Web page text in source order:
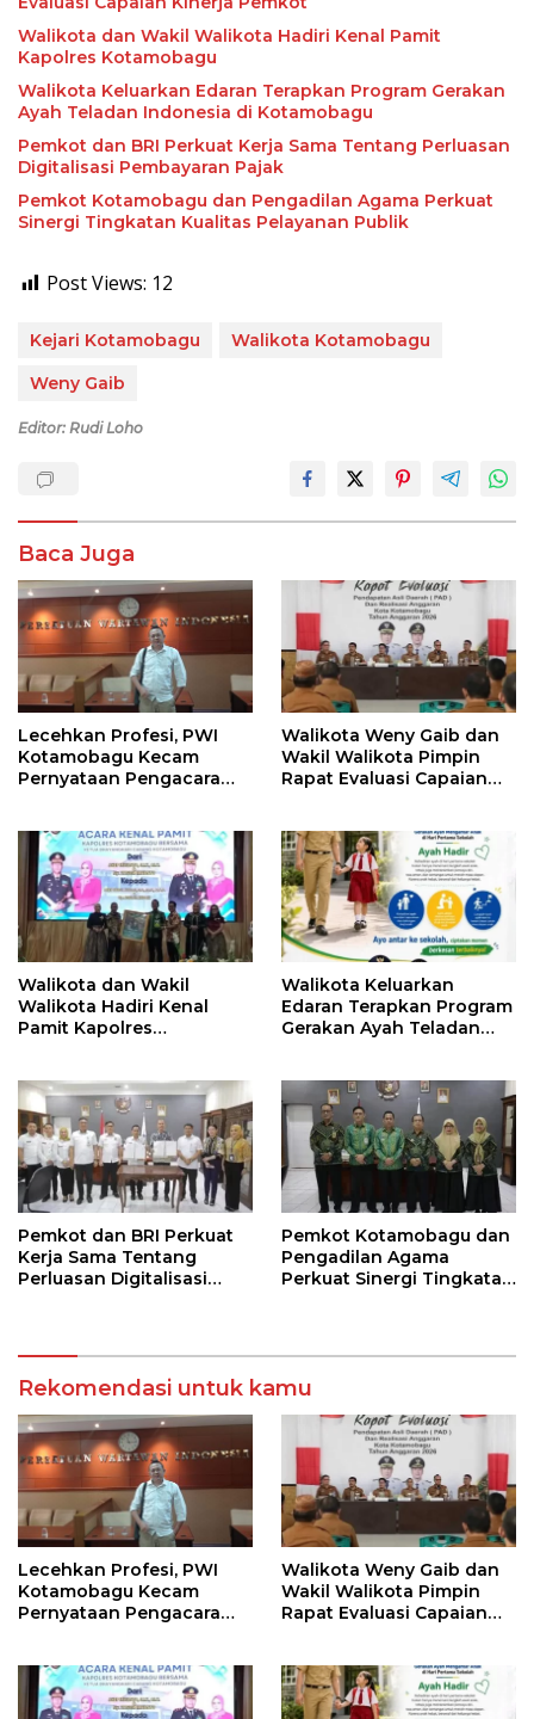
Walikota dan Wakil Walikota Hadiri Kenal Pamit
Kapolres Kotamobagu
Walikota Keluarkan Edaran Terapkan Program Gerakan
Ayah Teladan Indonesia di Kotamobagu
Pemkot dan BRI Perkuat Kerja Sama Tentang Perluasan
Digitalisasi Pembayaran Pajak
Pemkot Kotamobagu dan Pengadilan Agama Perkuat
Sinergi Tingkatan Kualitas Pelayanan Publik
Post Views: 12
Kejari Kotamobagu
Walikota Kotamobagu
Weny Gaib
Editor: Rudi Loho
Baca Juga
Lecehkan Profesi, PWI
Kotamobagu Kecam
Pernyataan Pengacara
Walikota Weny Gaib dan
Wakil Walikota Pimpin
Rapat Evaluasi Capaian
Walikota dan Wakil
Walikota Hadiri Kenal
Pamit Kapolres
Walikota Keluarkan
Edaran Terapkan Program
Gerakan Ayah Teladan
Pemkot dan BRI Perkuat
Kerja Sama Tentang
Perluasan Digitalisasi
Pemkot Kotamobagu dan
Pengadilan Agama
Perkuat Sinergi Tingkatan
Rekomendasi untuk kamu
Lecehkan Profesi, PWI
Kotamobagu Kecam
Pernyataan Pengacara
Walikota Weny Gaib dan
Wakil Walikota Pimpin
Rapat Evaluasi Capaian